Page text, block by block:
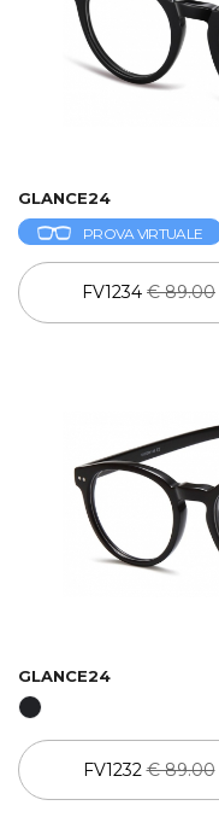
GLANCE24
PROVA VIRTUALE
FV1234 € 89.00
GLANCE24
FV1232€ 89.00